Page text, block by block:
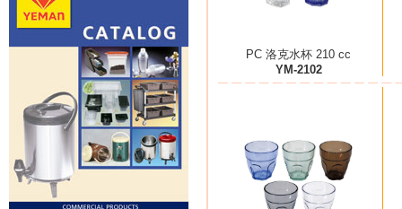
PC 洛克水杯 210 cc
YM-2102